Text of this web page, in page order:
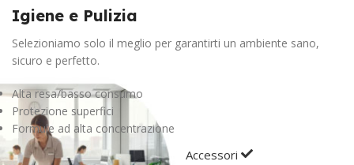
TIPOLOGIA Portalistini
FORMATO 22 x 30cm
Igiene e Pulizia
Selezioniamo solo il meglio per garantirti un ambiente sano,
sicuro e perfetto.
Alta resa/basso consumo
Protezione superfici
Formule ad alta concentrazione
Accessori